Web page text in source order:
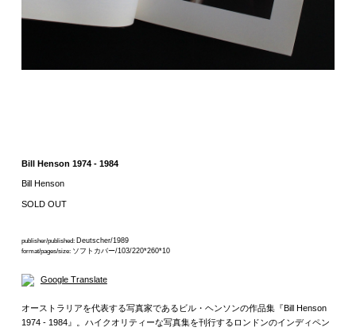
Bill Henson 1974 - 1984
Bill Henson
SOLD OUT
publisher/published: Deutscher/1989
format/pages/size: ソフトカバー/103/220*260*10
Google Translate
オーストラリアを代表する写真家であるビル・ヘンソンの作品集『Bill Henson
1974 - 1984』。ハイクオリティーな写真集を刊行するロンドンのインディペン